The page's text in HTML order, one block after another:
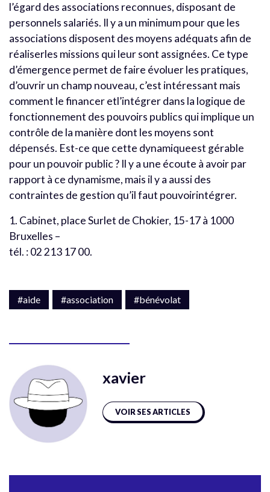
l’égard des associations reconnues, disposant de
personnels salariés. Il y a un minimum pour que les
associations disposent des moyens adéquats afin de
réaliserles missions qui leur sont assignées. Ce type
d’émergence permet de faire évoluer les pratiques,
d’ouvrir un champ nouveau, c’est intéressant mais
comment le financer etl’intégrer dans la logique de
fonctionnement des pouvoirs publics qui implique un
contrôle de la manière dont les moyens sont
dépensés. Est-ce que cette dynamiqueest gérable
pour un pouvoir public ? Il y a une écoute à avoir par
rapport à ce dynamisme, mais il y a aussi des
contraintes de gestion qu’il faut pouvoirintégrer.
1. Cabinet, place Surlet de Chokier, 15-17 à 1000
Bruxelles –
tél. : 02 213 17 00.
#aide #association #bénévolat
xavier
VOIR SES ARTICLES